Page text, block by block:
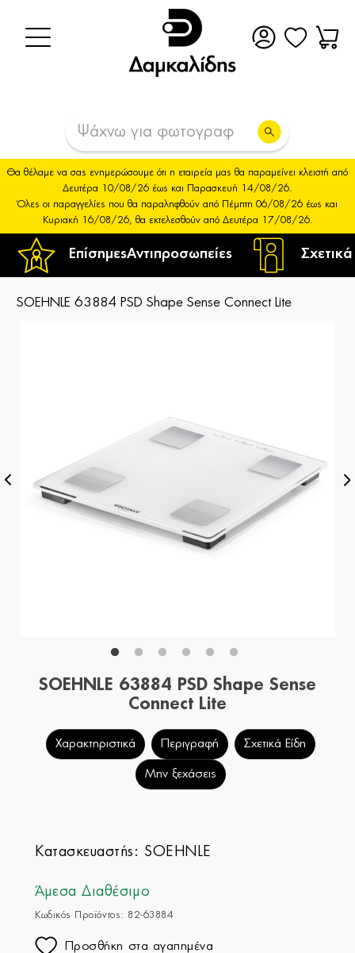
ΕπίσημεςΑντιπροσωπείες
Θα θέλαμε να σας ενημερώσουμε ότι η εταιρεία μας θα παραμείνει κλειστή από
Δευτέρα 10/08/26 έως και Παρασκευή 14/08/26.
Όλες οι παραγγελίες που θα παραληφθούν από Πέμπτη 06/08/26 έως και
Κυριακή 16/08/26, θα εκτελεσθούν από Δευτέρα 17/08/26.
SOEHNLE 63884 PSD Shape Sense Connect Lite
SOEHNLE 63884 PSD Shape Sense
Connect Lite
Χαρακτηριστικά Περιγραφή Σχετικά Είδη
Μην ξεχάσεις
Κατασκευαστής: SOEHNLE
Άμεσα Διαθέσιμο
Κωδικός Προϊόντος: 82-63884
Προσθήκη στα αγαπημένα